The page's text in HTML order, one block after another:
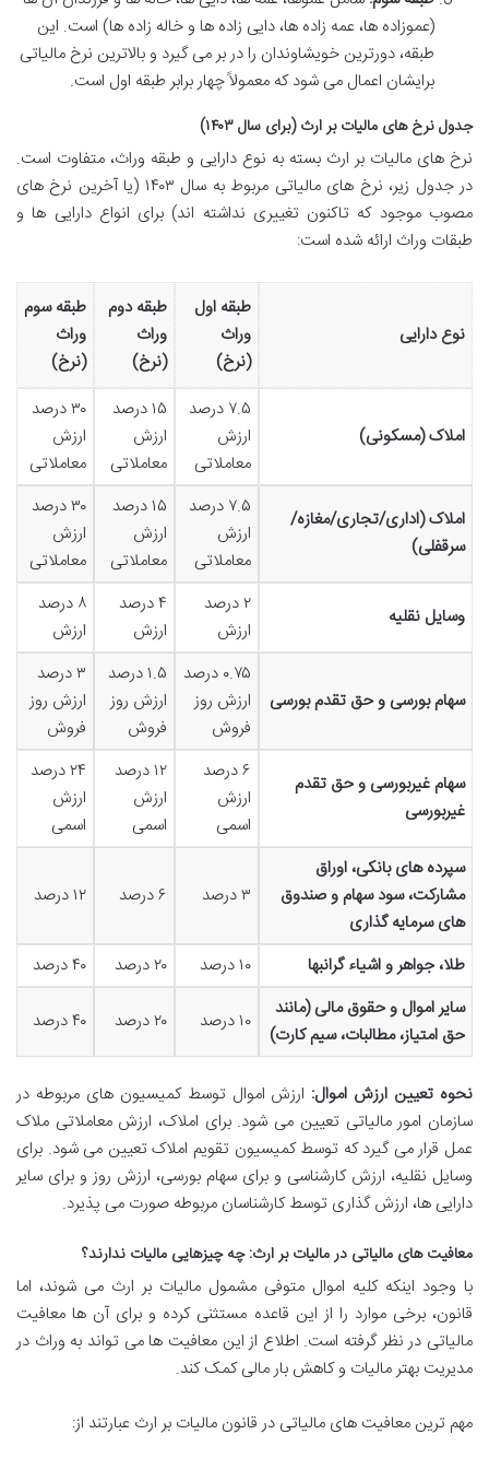
(عموزاده ها، عمه زاده ها، دایی زاده ها و خاله زاده ها) است. این
طبقه، دورترین خویشاوندان را در بر می گیرد و بالاترین نرخ مالیاتی
برایشان اعمال می شود که معمولاً چهار برابر طبقه اول است.
جدول نرخ های مالیات بر ارث (برای سال ۱۴۰۳)
نرخ های مالیات بر ارث بسته به نوع دارایی و طبقه وراث، متفاوت است.
در جدول زیر، نرخ های مالیاتی مربوط به سال ۱۴۰۳ (یا آخرین نرخ های
مصوب موجود که تاکنون تغییری نداشته اند) برای انواع دارایی ها و
طبقات وراث ارائه شده است:
نوع دارایی
طبقه اول
وراث
(نرخ)
طبقه دوم
وراث
(نرخ)
طبقه سوم
وراث
(نرخ)
املاک (مسکونی)
۷.۵ درصد
ارزش
معاملاتی
۱۵ درصد
ارزش
معاملاتی
۳۰ درصد
ارزش
معاملاتی
املاک (اداری/تجاری/مغازه/
سرقفلی)
۷.۵ درصد
ارزش
معاملاتی
۱۵ درصد
ارزش
معاملاتی
۳۰ درصد
ارزش
معاملاتی
وسایل نقلیه
۲ درصد
ارزش
۴ درصد
ارزش
۸ درصد
ارزش
سهام بورسی و حق تقدم بورسی
۰.۷۵ درصد
ارزش روز
فروش
۱.۵ درصد
ارزش روز
فروش
۳ درصد
ارزش روز
فروش
سهام غیربورسی و حق تقدم
غیربورسی
۶ درصد
ارزش
اسمی
۱۲ درصد
ارزش
اسمی
۲۴ درصد
ارزش
اسمی
سپرده های بانکی، اوراق
مشارکت، سود سهام و صندوق
های سرمایه گذاری
۳ درصد ۶ درصد ۱۲ درصد
طلا، جواهر و اشیاء گرانبها ۱۰ درصد ۲۰ درصد
۴۰ درصد
سایر اموال و حقوق مالی (مانند
حق امتیاز، مطالبات، سیم کارت)
۱۰ درصد ۲۰ درصد ۴۰ درصد
نحوه تعیین ارزش اموال: ارزش اموال توسط کمیسیون های مربوطه در
سازمان امور مالیاتی تعیین می شود. برای املاک، ارزش معاملاتی ملاک
عمل قرار می گیرد که توسط کمیسیون تقویم املاک تعیین می شود. برای
وسایل نقلیه، ارزش کارشناسی و برای سهام بورسی، ارزش روز و برای سایر
دارایی ها، ارزش گذاری توسط کارشناسان مربوطه صورت می پذیرد.
معافیت های مالیاتی در مالیات بر ارث: چه چیزهایی مالیات ندارند؟
با وجود اینکه کلیه اموال متوفی مشمول مالیات بر ارث می شوند، اما
قانون، برخی موارد را از این قاعده مستثنی کرده و برای آن ها معافیت
مالیاتی در نظر گرفته است. اطلاع از این معافیت ها می تواند به وراث در
مدیریت بهتر مالیات و کاهش بار مالی کمک کند.
مهم ترین معافیت های مالیاتی در قانون مالیات بر ارث عبارتند از: